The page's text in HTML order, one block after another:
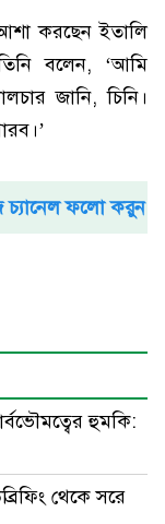
করছেন ইতালি
বলেন, ‘আমি
জানি, চিনি।
ফলো করুন
হুমকি:
থেকে সরে